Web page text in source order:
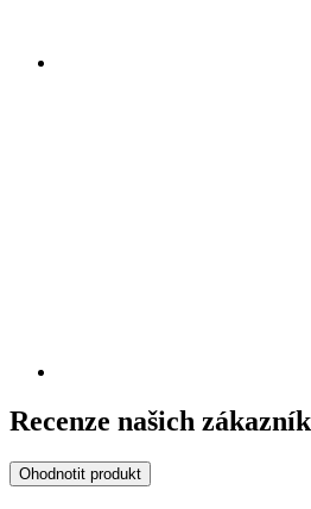
Recenze našich
Ohodnotit produkt